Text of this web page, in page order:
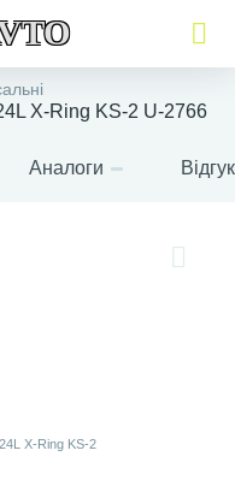
X-Ring KS-2 U-2766
Аналоги